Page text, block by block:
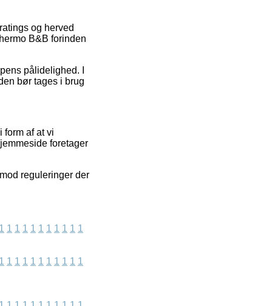
og herved
B&B forinden
pålidelighed. I
bør tages i brug
form af at vi
foretager
reguleringer der
1 1 1 1 1 1 1 1 1 1 1
1 1 1 1 1 1 1 1 1 1 1